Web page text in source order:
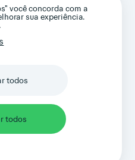
você concorda com a
sua experiência.
todos
todos